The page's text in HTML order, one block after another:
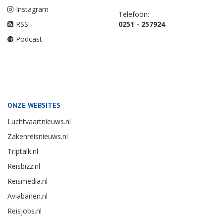
Instagram
RSS
Podcast
Telefoon:
0251 - 257924
ONZE WEBSITES
Luchtvaartnieuws.nl
Zakenreisnieuws.nl
Triptalk.nl
Reisbizz.nl
Reismedia.nl
Aviabanen.nl
Reisjobs.nl